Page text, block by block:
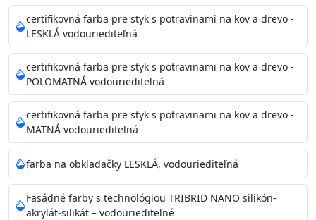
menej kvalitnými farbami
vždy penetrujte. Odporúčané penetračné nátery
Acrylan Unco, Gypsum board alebo Vitex Primer 100% a
na škvrny použite Blanco eco
riediteľné vodou.
Skladovanie
48 mesiacov v orig. uzavretých obaloch medzi 5°C až
25°C
certifikovná farba pre styk s potravinami na kov a drevo -
LESKLÁ vodouriediteľná
certifikovná farba pre styk s potravinami na kov a drevo -
POLOMATNÁ vodouriediteľná
certifikovná farba pre styk s potravinami na kov a drevo -
MATNÁ vodouriediteľná
farba na obkladačky LESKLÁ, vodouriediteľná
Fasádné farby s technológiou TRIBRID NANO silikón-
akrylát-silikát – vodouriediteľné